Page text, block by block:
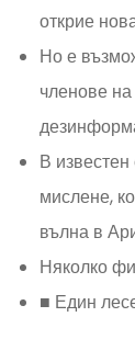
открие
Но е
членове
В
мислене,
вълна в
Няколко
■ Един